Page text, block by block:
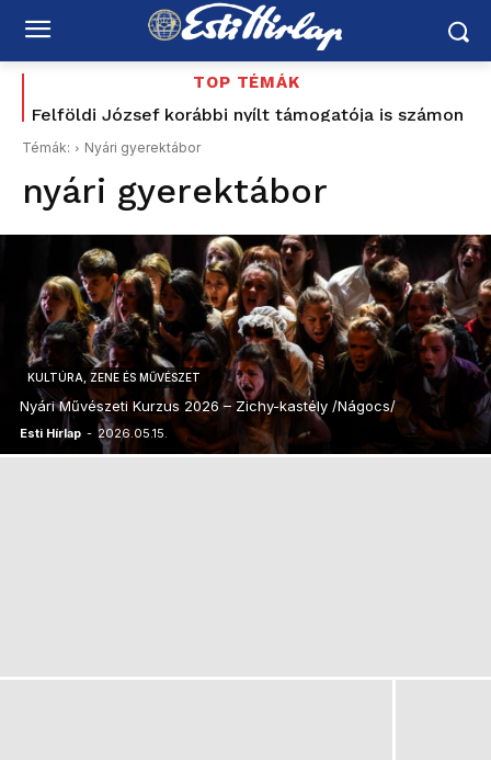
TOP TÉMÁK
Felföldi József korábbi nyílt támogatója is számon
kéri Magyar Pétert: „Nem ezt ígérték”
Témák: Nyári gyerektábor
nyári gyerektábor
KULTÚRA, ZENE ÉS MŰVÉSZET
Nyári Művészeti Kurzus 2026 – Zichy-kastély /Nágocs/
Esti Hírlap - 2026.05.15.